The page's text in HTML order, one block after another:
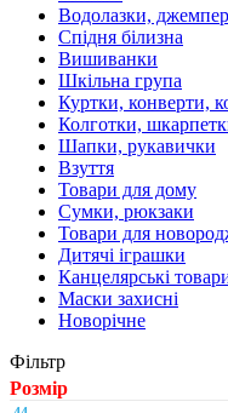
Водолазки,
Спідня білизна
Вишиванки
Шкільна група
Куртки, конверти,
Колготки,
Шапки, рукавички
Взуття
Товари для дому
Сумки, рюкзаки
Товари для
Дитячі іграшки
Канцелярські
Маски захисні
Новорічне
Фільтр
Розмір